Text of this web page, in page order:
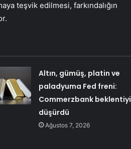
teşvik edilmesi, farkındalığın
Altın, gümüş, platin ve
paladyuma Fed freni:
Commerzbank beklentiyi
düşürdü
Ağustos 7, 2026